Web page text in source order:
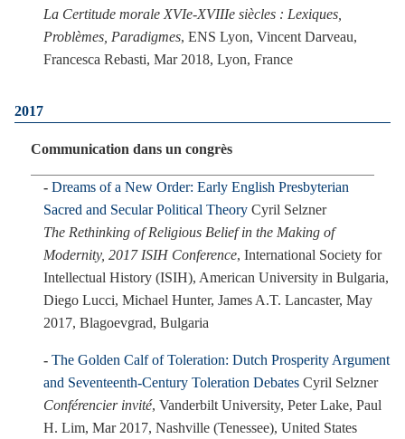
La Certitude morale XVIe-XVIIIe siècles : Lexiques,
Problèmes, Paradigmes, ENS Lyon, Vincent Darveau,
Francesca Rebasti, Mar 2018, Lyon, France
2017
Communication dans un congrès
Dreams of a New Order: Early English Presbyterian
Sacred and Secular Political Theory Cyril Selzner
The Rethinking of Religious Belief in the Making of
Modernity, 2017 ISIH Conference, International Society for
Intellectual History (ISIH), American University in Bulgaria,
Diego Lucci, Michael Hunter, James A.T. Lancaster, May
2017, Blagoevgrad, Bulgaria
The Golden Calf of Toleration: Dutch Prosperity Argument
and Seventeenth-Century Toleration Debates Cyril Selzner
Conférencier invité, Vanderbilt University, Peter Lake, Paul
H. Lim, Mar 2017, Nashville (Tenessee), United States